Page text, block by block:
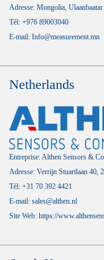
Adresse: Mongolia,
Tél: +976 89003040
E-mail: Info@measurement.mn
Netherlands
Entreprise: Althen Sensors &
Adresse: Verrijn Stuartlaan 40,
Tél: +31 70 392 4421
E-mail: sales@althen.nl
Site Web: https://